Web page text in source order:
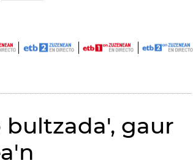
bultzada', gaur